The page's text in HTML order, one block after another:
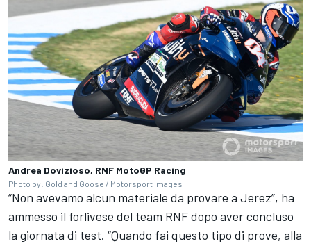
Andrea Dovizioso, RNF MotoGP Racing
Photo by: Gold and Goose / Motorsport Images
“Non avevamo alcun materiale da provare a Jerez”, ha
ammesso il forlivese del team RNF dopo aver concluso
la giornata di test. “Quando fai questo tipo di prove, alla